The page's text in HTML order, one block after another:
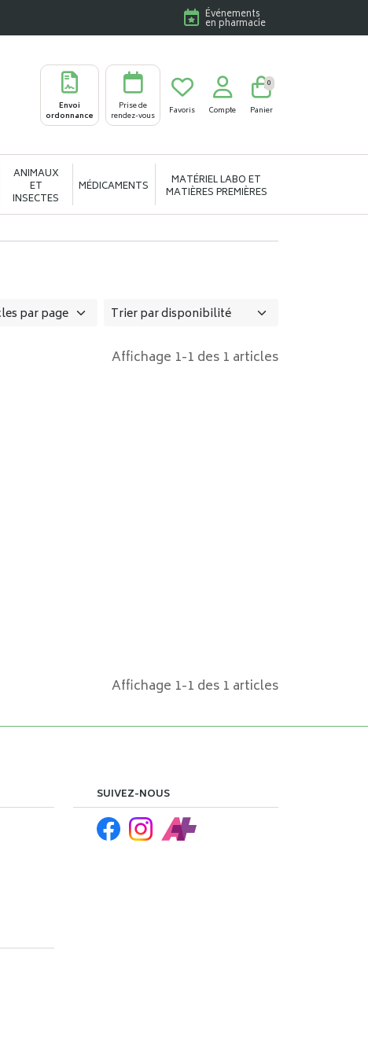
Événements
en pharmacie
Envoi
ordonnance
Prise de
rendez-vous
Favoris Compte Panier
0
ANIMAUX
ET
INSECTES
MÉDICAMENTS MATÉRIEL LABO ET
MATIÈRES PREMIÈRES
Affichage 1-1 des 1 articles
Affichage 1-1 des 1 articles
SUIVEZ-NOUS